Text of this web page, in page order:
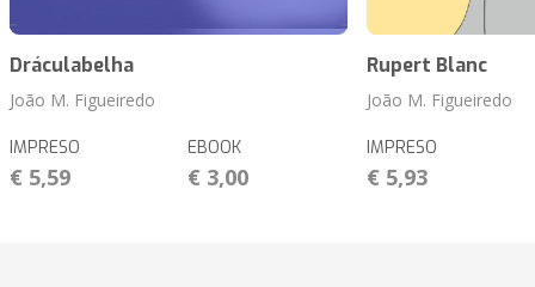
Dráculabelha
João M. Figueiredo
IMPRESO
€ 5,59
EBOOK
€ 3,00
Rupert Blanc
João M. Figueiredo
IMPRESO
€ 5,93